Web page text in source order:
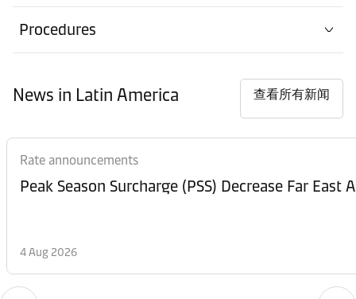
Procedures
News in Latin America 查看所有新闻
Rate announcements
Peak Season Surcharge (PSS) Decrease Far
4 Aug 2026